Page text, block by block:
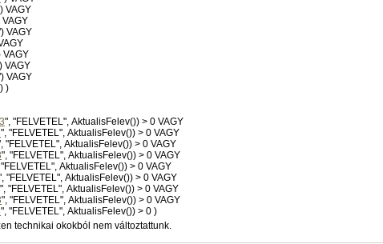
VAGY
VAGY
VAGY
VAGY
VAGY
VAGY
)
", "FELVETEL", AktualisFelev()) > 0 VAGY
", "FELVETEL", AktualisFelev()) > 0 VAGY
"FELVETEL", AktualisFelev()) > 0 VAGY
", "FELVETEL", AktualisFelev()) > 0 VAGY
AktualisFelev()) > 0 VAGY
"FELVETEL", AktualisFelev()) > 0 VAGY
", "FELVETEL", AktualisFelev()) > 0 VAGY
", "FELVETEL", AktualisFelev()) > 0 VAGY
", "FELVETEL", AktualisFelev()) > 0 )
technikai okokból nem változtattunk.